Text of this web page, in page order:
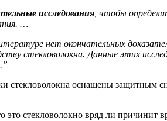
исследования , чтобы
…
нет окончательных
стекловолокна. Данные этих
.”
стекловолокна оснащены защитным
это стекловолокно вряд ли